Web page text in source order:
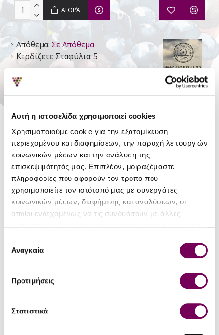
Αυτή η ιστοσελίδα χρησιμοποιεί cookies
Χρησιμοποιούμε cookie για την εξατομίκευση
περιεχομένου και διαφημίσεων, την παροχή λειτουργιών
κοινωνικών μέσων και την ανάλυση της
επισκεψιμότητάς μας. Επιπλέον, μοιραζόμαστε
πληροφορίες που αφορούν τον τρόπο που
χρησιμοποιείτε τον ιστότοπό μας με συνεργάτες
κοινωνικών μέσων, διαφήμισης και αναλύσεων, οι
οποίοι ενδεχομένως να τις συνδυάσουν με άλλες
των υπηρεσιών τους.
συγκατάθεσης
Αναγκαία
Προτιμήσεις
Στατιστικά
Απόθεμα: Σε Απόθεμα
Κερδίζετε Σταφύλια:5
Θυμιόπουλος
- Αμπελώνες
ΑΓΟΡΆ
ΛΕΠΤΟΜΈΡΕΙΕΣ
Είδος
Ησυχος Ξηρός
Τύπος
Π.Γ.Ε. Μακεδονία
Περιοχή
Νάουσα
Ποικιλία
Ξινόμαυρο
Αλκοολικός
Μέγεθος
Παλαίωση /
3 μήνες σε δρύινα βαρέλια.